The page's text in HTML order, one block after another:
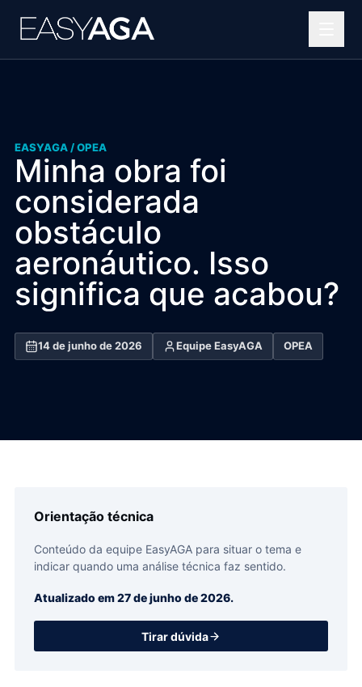
Projetos complexos
Blog
Quem somos
Contato
EASYAGA /OPEA
Minha obra foi
considerada
obstáculo
aeronáutico. Isso
significa que acabou?
14 de junho de 2026 Equipe EasyAGA OPEA
Orientação técnica
Conteúdo da equipe EasyAGA para situar o tema e
indicar quando uma análise técnica faz sentido.
Atualizado em27 de junho de 2026.
Tirar dúvida